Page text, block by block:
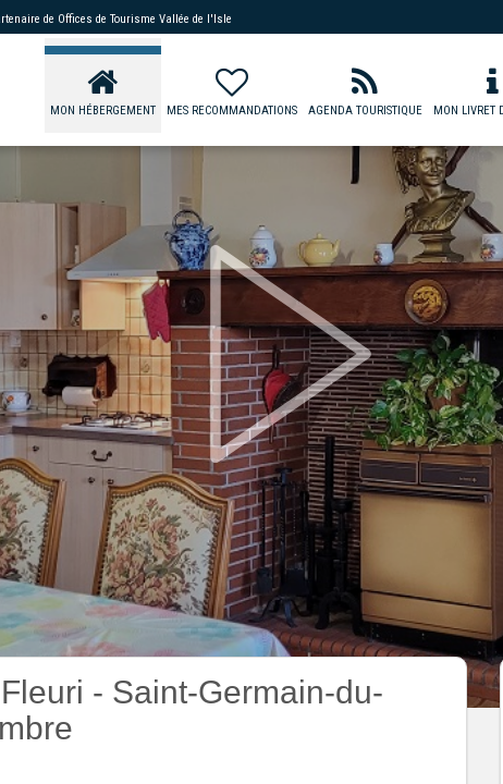
de Offices de Tourisme Vallée de l'Isle
MON HÉBERGEMENT MES RECOMMANDATIONS AGENDA TOURISTIQUE MON LIVRET
- Saint-Germain-du-